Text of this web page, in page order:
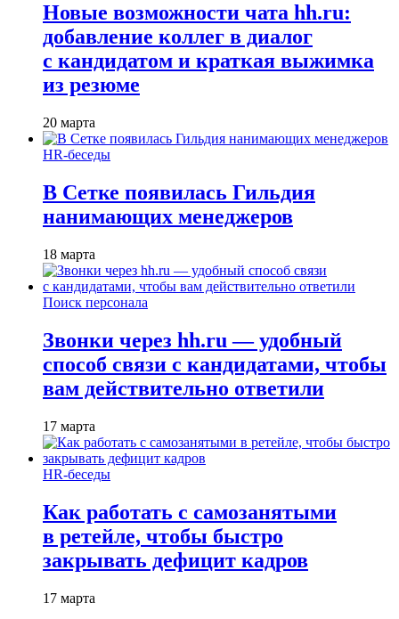
Новые возможности чата hh.ru:
добавление коллег в диалог
с кандидатом и краткая выжимка
из резюме
20 марта
HR-беседы
В Сетке появилась Гильдия
нанимающих менеджеров
18 марта
Поиск персонала
Звонки через hh.ru — удобный
способ связи с кандидатами, чтобы
вам действительно ответили
17 марта
HR-беседы
Как работать с самозанятыми
в ретейле, чтобы быстро
закрывать дефицит кадров
17 марта